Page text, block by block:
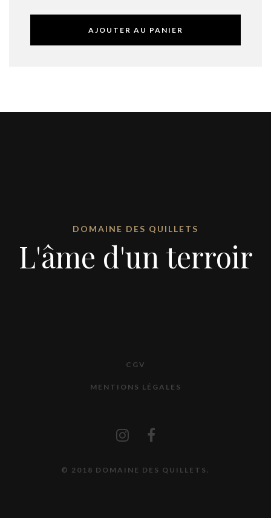
AJOUTER AU PANIER
DOMAINE DES QUILLETS
L'âme d'un terroir
CGV
MENTIONS LÉGALES
© 2018 DOMAINE DES QUILLETS.